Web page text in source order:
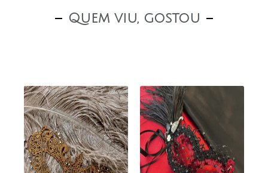
Quem viu, gostou